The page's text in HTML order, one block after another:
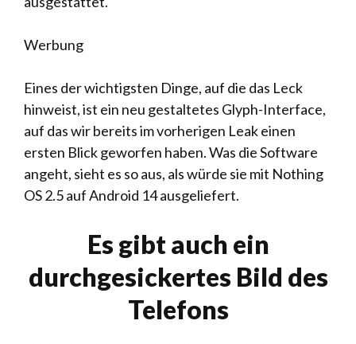
Werbung
Eines der wichtigsten Dinge, auf die das Leck
hinweist, ist ein neu gestaltetes Glyph-Interface,
auf das wir bereits im vorherigen Leak einen
ersten Blick geworfen haben. Was die Software
angeht, sieht es so aus, als würde sie mit Nothing
OS 2.5 auf Android 14 ausgeliefert.
Es gibt auch ein
durchgesickertes Bild des
Telefons